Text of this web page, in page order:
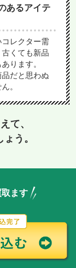
あるアイテ
レクター需
くても新品
ります。
だと思わぬ
。
て、
う。
ます